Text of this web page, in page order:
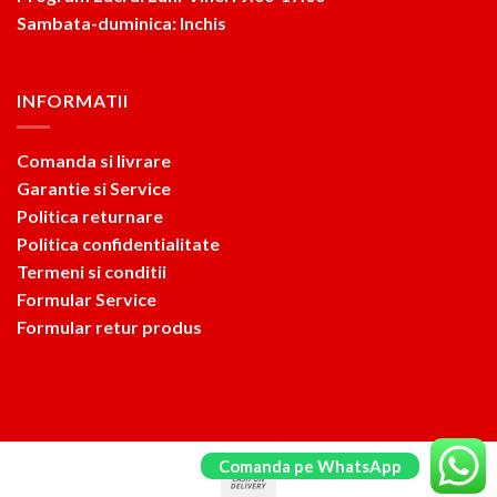
Sambata-duminica: Inchis
INFORMATII
Comanda si livrare
Garantie si Service
Politica returnare
Politica confidentialitate
Termeni si conditii
Formular Service
Formular retur produs
Comanda pe WhatsApp